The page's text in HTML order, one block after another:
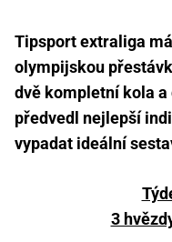
Tipsport extraliga
olympijskou
dvě kompletní kola a
předvedl nejlepší
vypadat ideální
3